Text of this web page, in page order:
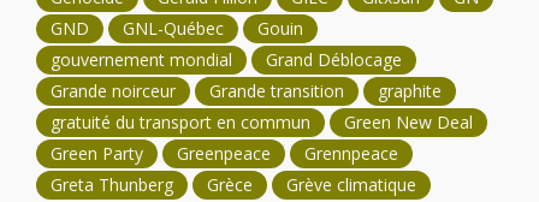
GND
GNL-Québec
Gouin
gouvernement mondial
Grand Déblocage
Grande noirceur
Grande transition
graphite
gratuité du transport en commun
Green New Deal
Green Party
Greenpeace
Grennpeace
Greta Thunberg
Grèce
Grève climatique